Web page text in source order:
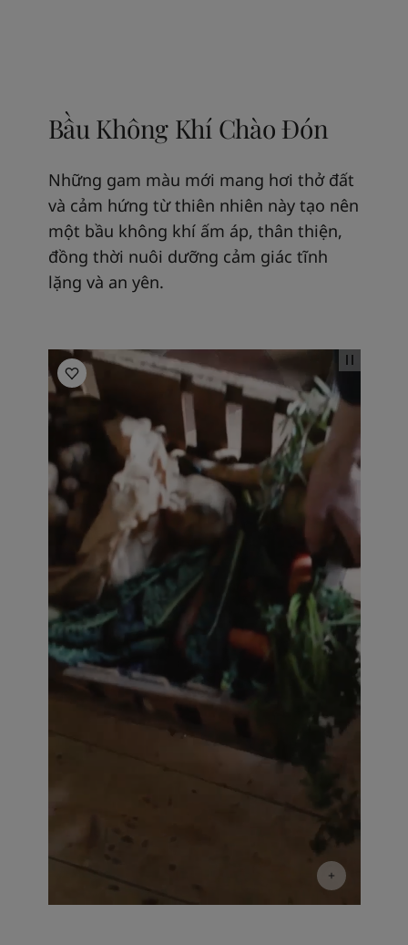
Bầu Không Khí Chào Đón
Những gam màu mới mang hơi thở đất
và cảm hứng từ thiên nhiên này tạo nên
một bầu không khí ấm áp, thân thiện,
đồng thời nuôi dưỡng cảm giác tĩnh
lặng và an yên.
Kitchen Inspiration